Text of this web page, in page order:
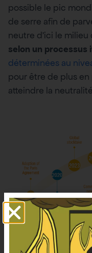
possible le pic
de serre afin de
neutre d’ici le milieu
selon un processus
déterminées au
pour être de plus en
atteindre la
Source :